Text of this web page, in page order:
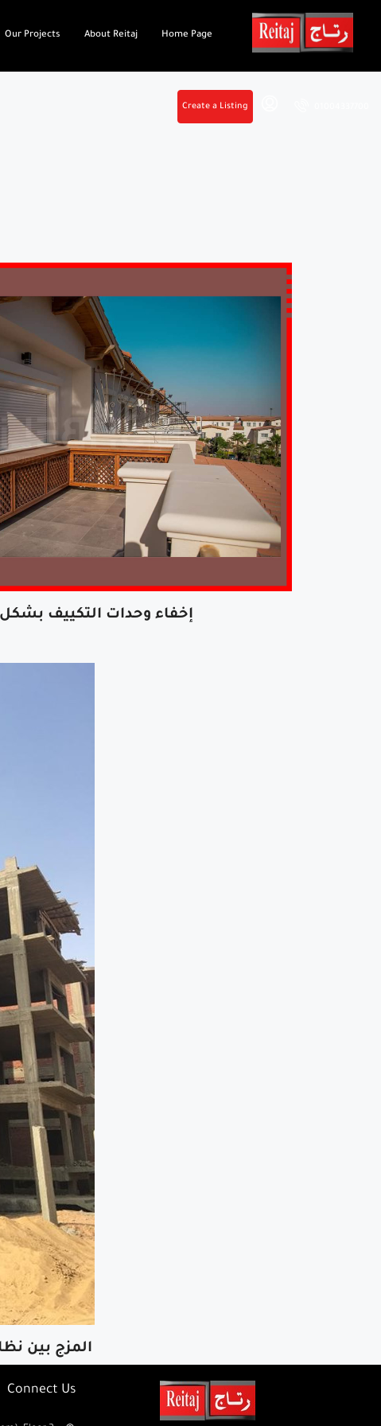
Home Page
About Reitaj
Our Projects
Create a Listing
إخفاء وحدات التكييف
المزج بين
Connect Us